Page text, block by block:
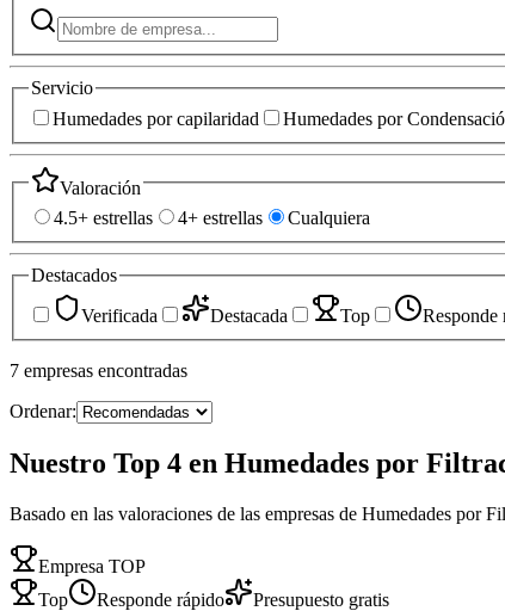
Servicio
Humedades por capilaridad
Humedades por
Valoración
4.5+ estrellas
4+ estrellas Cualquiera
Destacados
Verificada
Destacada Top Responde
7 empresas encontradas
Ordenar:
Nuestro Top 4 en Humedades por
Basado en las valoraciones de las empresas de Humedades por
Empresa TOP
Top
Responde rápido Presupuesto gratis